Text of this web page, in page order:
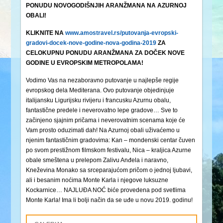
PONUDU NOVOGODIŠNJIH ARANŽMANA NA AZURNOJ
OBALI!
KLIKNITE NAwww.amostravel.rs/putovanja-evropski-
gradovi-docek-nove-godine-nova-godina-2019 ZA
CELOKUPNU PONUDU ARANŽMANA ZA DOČEK NOVE
GODINE U EVROPSKIM METROPOLAMA!
Vodimo Vas na nezaboravno putovanje u najlepše regije
evropskog dela Mediterana. Ovo putovanje objedinjuje
italijansku Ligurijsku rivijeru i francusku Azurnu obalu,
fantastične predele i neverovatno lepe gradove… Sve to
začinjeno sjajnim pričama i neverovatnim scenama koje će
Vam prosto oduzimati dah! Na Azurnoj obali uživaćemo u
njenim fantastičnim gradovima: Kan – mondenski centar čuven
po svom prestižnom filmskom festivalu, Nica – kraljica Azurne
obale smeštena u prelepom Zalivu Anđela i naravno,
Kneževina Monako sa srceparajućom pričom o jednoj ljubavi,
ali i besanim noćima Monte Karla i njegove luksuzne
Kockarnice… NAJLUĐA NOĆ biće provedena pod svetlima
Monte Karla! Ima li bolji način da se uđe u novu 2019. godinu!